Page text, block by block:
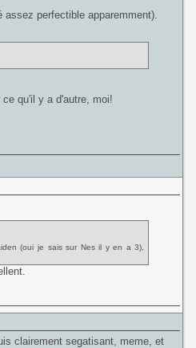
perfectible apparemment).
qu'il y a d'autre, moi!
(oui je sais sur Nes il y en a 3),
clairement segatisant, meme, et